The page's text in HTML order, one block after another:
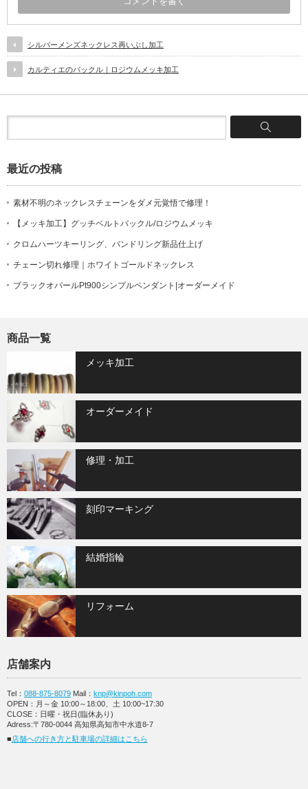
シルバーメンズネックレス再いぶし加工
カルティエのバックル｜ロジウムメッキ加工
最近の投稿
素材不明のネックレスチェーンをダメ元覚悟で修理！
【メッキ加工】グッチベルトバックル/ロジウムメッキ
クロムハーツキーリング、バンドリング新品仕上げ
チェーン切れ修理｜ホワイトゴールドネックレス
ブラックオパールPt900シンプルペンダント|オーダーメイド
商品一覧
メッキ加工
オーダーメイド
修理・加工
刻印マーキング
結婚指輪
リフォーム
店舗案内
Tel： 088-875-8079 Mail： knp@kinpoh.com
OPEN：月～金 10:00～18:00、土 10:00~17:30
CLOSE：日曜・祝日(臨休あり)
Adress:〒780-0044 高知県高知市中水道8-7
■店舗への行き方と駐車場の詳細はこちら